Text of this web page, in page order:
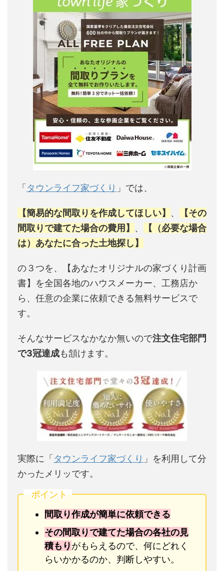
「 タウンライフ家づくり 」では、
【簡易的な間取りを作成してほしい】 、
【その
間取りで建てた場合の費用】 、
【（必要な場合
は）あなたに合った土地探し】
の３つを、【あなたオリジナルの家づくり計画
書】を全国各地のハウスメーカー、工務店か
ら、任意の企業に依頼できる無料サービスで
す。
そんなサービスなかなか無いので注文住宅部門
で3冠達成も頷けます。
実際に「 タウンライフ家づくり 」を利用して分
かったメリッです。
ポイント
間取り作成が簡単に依頼できる
その間取りで建てた場合の各社の見
積もりがもらえるので、何にどれく
らいかかるのか、判断しやすい。